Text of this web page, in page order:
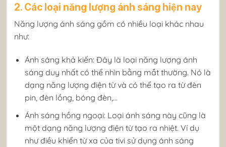
2. Các loại năng lượng ánh sáng hiện nay
Năng lượng ánh sáng gồm có nhiều loại khác nhau
như:
Ánh sáng khả kiến: Đây là loại năng lượng ánh
sáng duy nhất có thể nhìn bằng mắt thường. Nó là
dạng năng lượng điện từ và có thể tạo ra từ đèn
pin, đèn lồng, bóng đèn,…
Ánh sáng hồng ngoại: Loại ánh sáng này cũng là
một dạng năng lượng điện từ tạo ra nhiệt. Ví dụ
như điều khiển từ xa của tivi sử dụng ánh sáng